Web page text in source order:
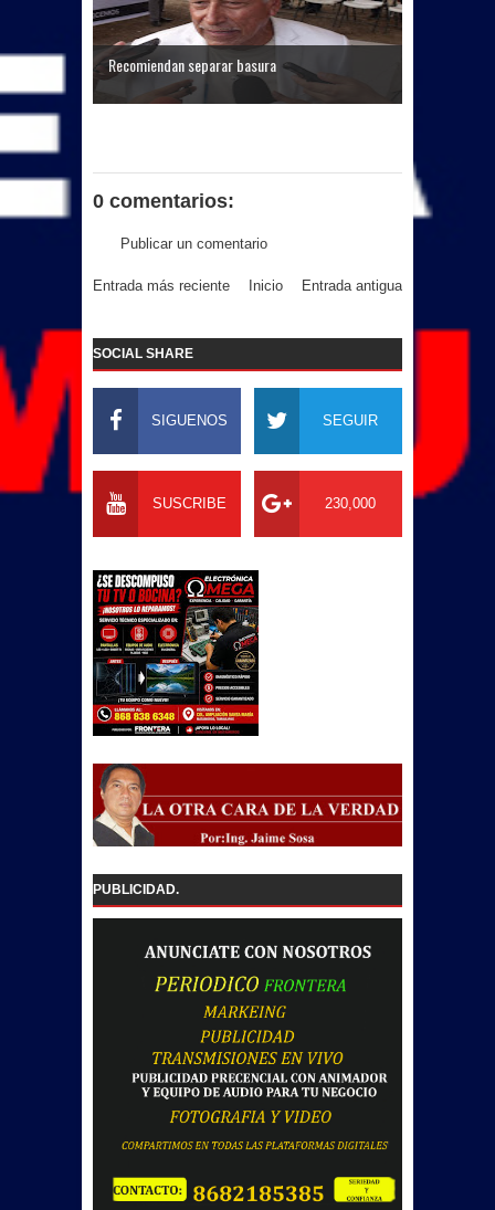
Recomiendan separar basura
0 comentarios:
Publicar un comentario
Entrada más reciente Entrada antigua
Inicio
SOCIAL SHARE
SIGUENOS SEGUIR
SUSCRIBE 230,000
PUBLICIDAD.